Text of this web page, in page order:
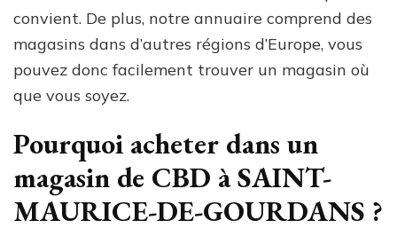
convient. De plus, notre annuaire comprend des
magasins dans d’autres régions d’Europe, vous
pouvez donc facilement trouver un magasin où
que vous soyez.
Pourquoi acheter dans un
magasin de CBD à SAINT-
MAURICE-DE-GOURDANS ?